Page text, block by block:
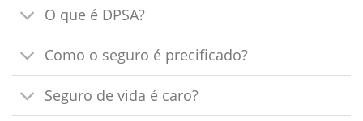
O que é DPSA?
Como o seguro é precificado?
Seguro de vida é caro?